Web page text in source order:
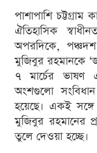
পাশাপাশি
ঐতিহাসিক
অপরদিকে,
মুজিবুর রহমানকে
৭ মার্চের ভাষণ
অংশগুলো
হয়েছে। একই সঙ্গে
মুজিবুর রহমানের
তুলে দেওয়া হচ্ছে।